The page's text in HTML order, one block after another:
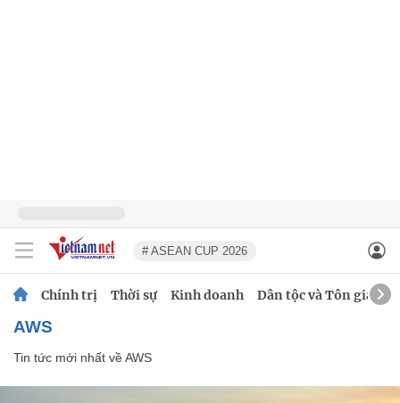
# ASEAN CUP 2026
Chính trị Thời sự Kinh doanh Dân tộc và Tôn giáo
AWS
Tin tức mới nhất vềAWS